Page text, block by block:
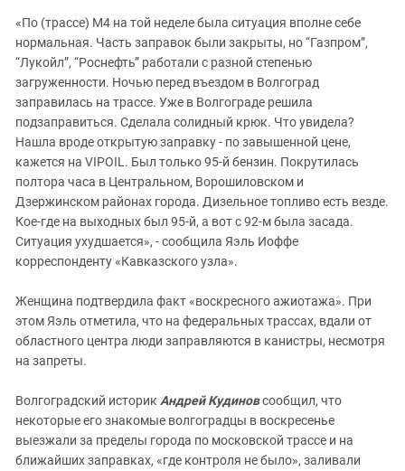
«По (трассе) М4 на той неделе была ситуация вполне себе
нормальная. Часть заправок были закрыты, но “Газпром”,
“Лукойл”, “Роснефть” работали с разной степенью
загруженности. Ночью перед въездом в Волгоград
заправилась на трассе. Уже в Волгограде решила
подзаправиться. Сделала солидный крюк. Что увидела?
Нашла вроде открытую заправку - по завышенной цене,
кажется на VIPOIL. Был только 95-й бензин. Покрутилась
полтора часа в Центральном, Ворошиловском и
Дзержинском районах города. Дизельное топливо есть везде.
Кое-где на выходных был 95-й, а вот с 92-м была засада.
Ситуация ухудшается», - сообщила Яэль Иоффе
корреспонденту «Кавказского узла».
Женщина подтвердила факт «воскресного ажиотажа». При
этом Яэль отметила, что на федеральных трассах, вдали от
областного центра люди заправляются в канистры, несмотря
на запреты.
Волгоградский историк Андрей Кудиновсообщил, что
некоторые его знакомые волгоградцы в воскресенье
выезжали за пределы города по московской трассе и на
ближайших заправках, «где контроля не было», заливали